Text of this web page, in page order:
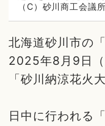
（C）砂川商工会議所
北海道砂川市の
2025年8月9日
「砂川納涼花火
日中に行われる